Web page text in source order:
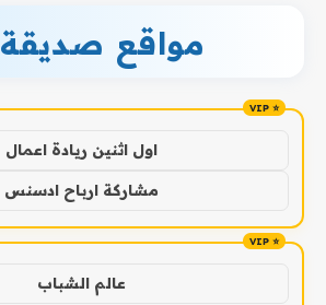
مواقع صديقة
اول اثنين ريادة اعمال
مشاركة ارباح ادسنس
عالم الشباب